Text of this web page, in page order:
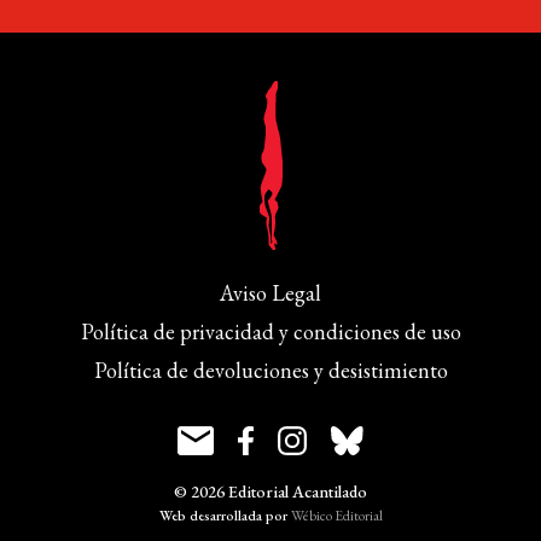
Aviso Legal
Política de privacidad y condiciones de uso
Política de devoluciones y desistimiento
© 2026 Editorial Acantilado
Web desarrollada porWébico Editorial